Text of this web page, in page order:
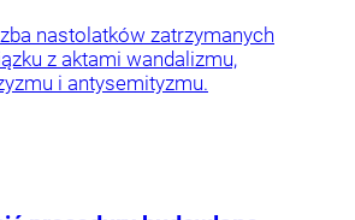
nastolatków zatrzymanych
z aktami wandalizmu,
i antysemityzmu.